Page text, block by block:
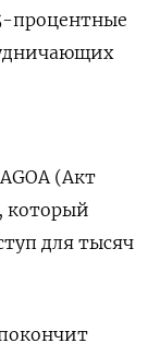
процентные
(Акт
который
для тысяч